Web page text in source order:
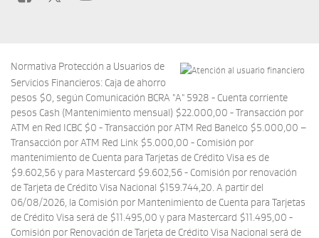
Normativa Protección a Usuarios de
Servicios Financieros: Caja de ahorro
pesos $0, según Comunicación BCRA "A" 5928 - Cuenta corriente
pesos Cash (Mantenimiento mensual) $22.000,00 - Transacción por
ATM en Red ICBC $0 - Transacción por ATM Red Banelco $5.000,00 –
Transacción por ATM Red Link $5.000,00 - Comisión por
mantenimiento de Cuenta para Tarjetas de Crédito Visa es de
$9.602,56 y para Mastercard $9.602,56 - Comisión por renovación
de Tarjeta de Crédito Visa Nacional $159.744,20. A partir del
06/08/2026, la Comisión por Mantenimiento de Cuenta para Tarjetas
de Crédito Visa será de $11.495,00 y para Mastercard $11.495,00 -
Comisión por Renovación de Tarjeta de Crédito Visa Nacional será de